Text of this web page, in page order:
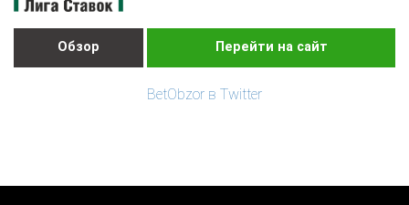
Обзор Перейти на сайт
BetObzor в Twitter